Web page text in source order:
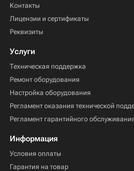
Контакты
Лицензии и сертификаты
Реквизиты
Услуги
Техническая поддержка
Ремонт оборудования
Настройка оборудования
Регламент оказания технической
Регламент гарантийного
Информация
Условия оплаты
Гарантия на товар